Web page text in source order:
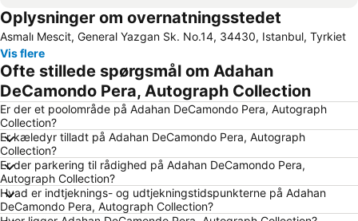
Den blå Moske (Sultanahmet) Istanbul Anatolian Side
Istanbul Airport
Karakoy Limani
Den store Bazar istanbul
Galata-tårnet
Taksim Metro Station
Pendik
Den blå Moske (Sultanahmet)
Galata
Sirkeci Tren Gari
Aksaray Metrostation
Taksim Gezi Parki
Istiklalgaden
Uskudar
Bakırköy
Bosphorusfloden
Oplysninger om overnatningsstedet
Asmalı Mescit, General Yazgan Sk. No.14, 34430, Istanbul, Tyrkiet
Vis flere
Ofte stillede spørgsmål om Adahan
DeCamondo Pera, Autograph Collection
Er der et poolområde på Adahan DeCamondo Pera, Autograph
Collection?
Er kæledyr tilladt på Adahan DeCamondo Pera, Autograph
Collection?
Er der parkering til rådighed på Adahan DeCamondo Pera,
Autograph Collection?
Hvad er indtjeknings- og udtjekningstidspunkterne på Adahan
DeCamondo Pera, Autograph Collection?